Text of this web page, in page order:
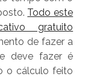
Todo este
gratuito
de fazer a
deve fazer é
o cálculo feito